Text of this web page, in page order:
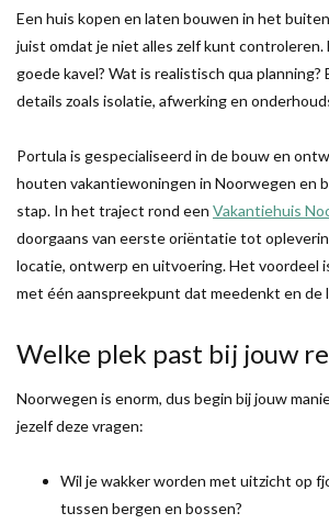
Een huis kopen en laten bouwen in het
juist omdat je niet alles zelf kunt controleren.
goede kavel? Wat is realistisch qua planning?
details zoals isolatie, afwerking en
Portula is gespecialiseerd in de bouw en
houten vakantiewoningen in Noorwegen en
stap. In het traject rond een Vakantiehuis
doorgaans van eerste oriëntatie tot
locatie, ontwerp en uitvoering. Het voordeel
met één aanspreekpunt dat meedenkt en de
Welke plek past bij jouw
Noorwegen is enorm, dus begin bij jouw
jezelf deze vragen:
Wil je wakker worden met uitzicht op
tussen bergen en bossen?